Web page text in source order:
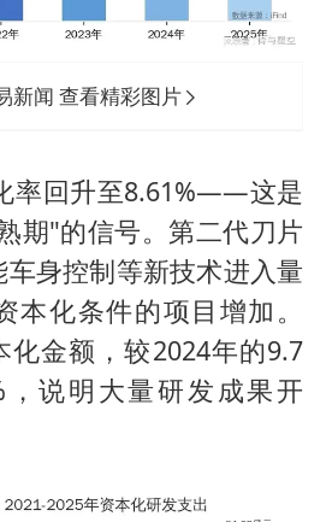
新闻 查看精彩图片
率回升至8.61%——这是
期"的信号。第二代刀片
身控制等新技术进入量
本化条件的项目增加。
化金额，较2024年的9.7
，说明大量研发成果开